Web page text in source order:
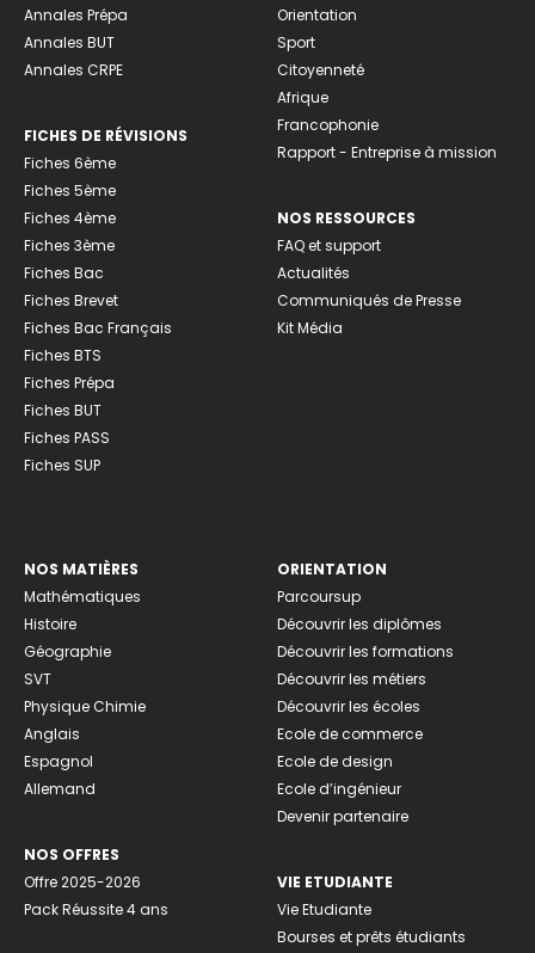
Annales Prépa
Annales BUT
Annales CRPE
FICHES DE RÉVISIONS
Fiches 6ème
Fiches 5ème
Fiches 4ème
Fiches 3ème
Fiches Bac
Fiches Brevet
Fiches Bac Français
Fiches BTS
Fiches Prépa
Fiches BUT
Fiches PASS
Fiches SUP
Orientation
Sport
Citoyenneté
Afrique
Francophonie
Rapport - Entreprise à mission
NOS RESSOURCES
FAQ et support
Actualités
Communiqués de Presse
Kit Média
NOS MATIÈRES
Mathématiques
Histoire
Géographie
SVT
Physique Chimie
Anglais
Espagnol
Allemand
NOS OFFRES
Offre 2025-2026
Pack Réussite 4 ans
ORIENTATION
Parcoursup
Découvrir les diplômes
Découvrir les formations
Découvrir les métiers
Découvrir les écoles
Ecole de commerce
Ecole de design
Ecole d’ingénieur
Devenir partenaire
VIE ETUDIANTE
Vie Etudiante
Bourses et prêts étudiants